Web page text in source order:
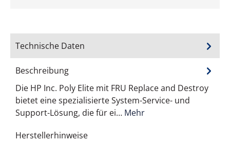
Technische Daten
Beschreibung
Die HP Inc. Poly Elite mit FRU Replace and Destroy
bietet eine spezialisierte System-Service- und
Support-Lösung, die für ei… Mehr
Herstellerhinweise